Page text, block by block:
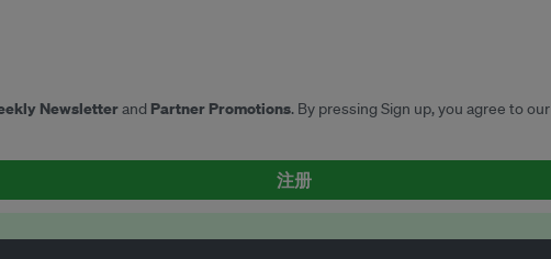
Newsletterand Partner Promotions. By pressing Sign up, you agree to our
注册